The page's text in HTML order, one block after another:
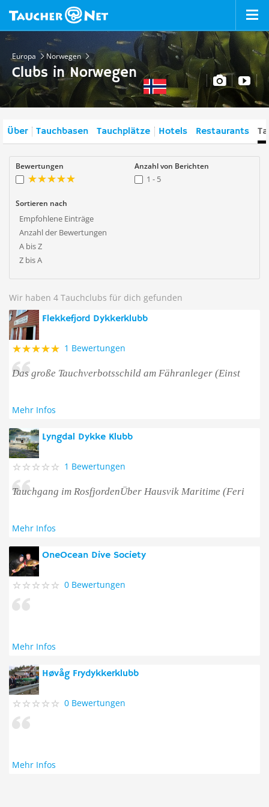
Europa Norwegen
Clubs in Norwegen
Über Tauchbasen Tauchplätze Hotels Restaurants
Bewertungen Anzahl von Berichten
1 - 5
Sortieren nach
Empfohlene Einträge
Anzahl der Bewertungen
A bis Z
Z bis A
Wir haben 4 Tauchclubs für dich gefunden
Flekkefjord Dykkerklubb
1 Bewertungen
Das große Tauchverbotsschild am Fähranleger (Einst
Mehr Infos
Lyngdal Dykke Klubb
1 Bewertungen
Tauchgang im RosfjordenÜber Hausvik Maritime (Feri
Mehr Infos
OneOcean Dive Society
0 Bewertungen
Mehr Infos
Høvåg Frydykkerklubb
0 Bewertungen
Mehr Infos